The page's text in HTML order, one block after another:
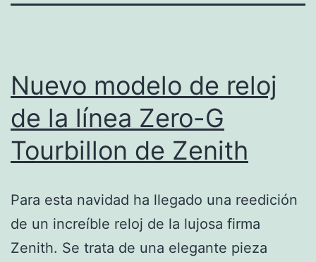
Nuevo modelo de reloj
de la línea Zero-G
Tourbillon de Zenith
Para esta navidad ha llegado una reedición
de un increíble reloj de la lujosa firma
Zenith. Se trata de una elegante pieza